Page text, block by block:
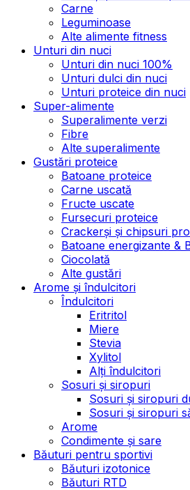
Carne
Leguminoase
Alte alimente fitness
Unturi din nuci
Unturi din nuci 100%
Unturi dulci din nuci
Unturi proteice din nuci
Super-alimente
Superalimente verzi
Fibre
Alte superalimente
Gustări proteice
Batoane proteice
Carne uscată
Fructe uscate
Fursecuri proteice
Crackerși și chipsuri
Batoane energizante &
Ciocolată
Alte gustări
Arome și îndulcitori
Îndulcitori
Eritritol
Miere
Stevia
Xylitol
Alți îndulcitori
Sosuri și siropuri
Sosuri și siropuri
Sosuri și siropuri
Arome
Condimente și sare
Băuturi pentru sportivi
Băuturi izotonice
Băuturi RTD